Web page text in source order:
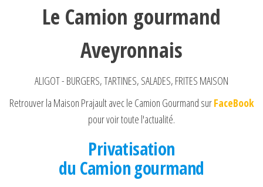
Le Camion gourmand
Aveyronnais
ALIGOT - BURGERS, TARTINES, SALADES, FRITES MAISON
Retrouver la Maison Prajault avec le Camion Gourmand surFaceBook
pour voir toute l'actualité.
Privatisation
du Camion gourmand